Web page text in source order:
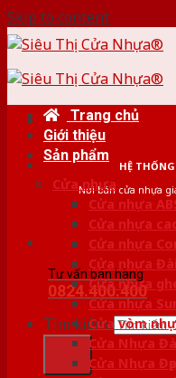
Skip to content
HỆ
Nơi bán cửa nhựa
Tư vấn bán hàng
0824.400.400
Tìm kiếm:
Trang chủ
Giới thiệu
Sản phẩm
Cửa nhựa
Cửa nhựa
Cửa nhựa
Cửa nhựa
Cửa nhựa
Cửa nhựa
Cửa nhựa
Cửa vòm
Cửa Nhựa
Cửa Nhựa Đẹp